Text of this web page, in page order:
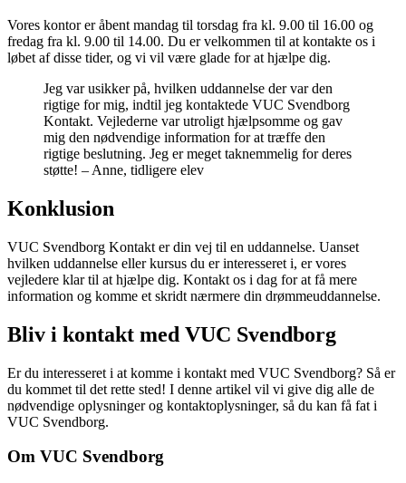
Vores kontor er åbent mandag til torsdag fra kl. 9.00 til 16.00 og
fredag fra kl. 9.00 til 14.00. Du er velkommen til at kontakte os i
løbet af disse tider, og vi vil være glade for at hjælpe dig.
Jeg var usikker på, hvilken uddannelse der var den
rigtige for mig, indtil jeg kontaktede VUC Svendborg
Kontakt. Vejlederne var utroligt hjælpsomme og gav
mig den nødvendige information for at træffe den
rigtige beslutning. Jeg er meget taknemmelig for deres
støtte! – Anne, tidligere elev
Konklusion
VUC Svendborg Kontakt er din vej til en uddannelse. Uanset
hvilken uddannelse eller kursus du er interesseret i, er vores
vejledere klar til at hjælpe dig. Kontakt os i dag for at få mere
information og komme et skridt nærmere din drømmeuddannelse.
Bliv i kontakt med VUC Svendborg
Er du interesseret i at komme i kontakt med VUC Svendborg? Så er
du kommet til det rette sted! I denne artikel vil vi give dig alle de
nødvendige oplysninger og kontaktoplysninger, så du kan få fat i
VUC Svendborg.
Om VUC Svendborg